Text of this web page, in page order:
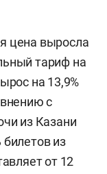
цена выросла
тариф на
на 13,9%
с
из Казани
из
от 12